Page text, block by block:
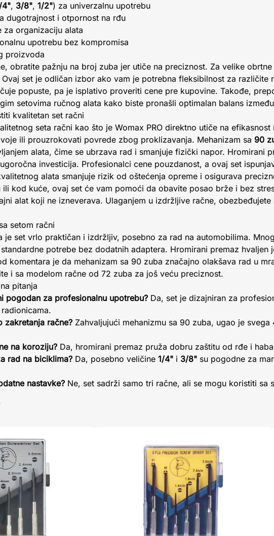
4", 3/8", 1/2") za univerzalnu upotrebu
dugotrajnost i otpornost na rđu
za organizaciju alata
upotrebu bez kompromisa
proizvoda
obratite pažnju na broj zuba jer utiče na preciznost. Za velike
set je odličan izbor ako vam je potrebna fleksibilnost za različite
popuste, pa je isplativo proveriti cene pre kupovine. Takođe,
setovima ručnog alata kako biste pronašli optimalan balans
kvalitetan set račni
seta račni kao što je Womax PRO direktno utiče na
ili prouzrokovati povrede zbog proklizavanja. Mehanizam sa 90
alata, čime se ubrzava rad i smanjuje fizički napor. Hromirani
investicija. Profesionalci cene pouzdanost, a ovaj set
alata smanjuje rizik od oštećenja opreme i osigurava
kod kuće, ovaj set će vam pomoći da obavite posao brže i bez
alat koji ne izneverava. Ulaganjem u izdržljive račne,
setom račni
je set vrlo praktičan i izdržljiv, posebno za rad na automobilima.
potrebe bez dodatnih adaptera. Hromirani premaz hvaljen
komentara je da mehanizam sa 90 zuba značajno olakšava rad u
i sa modelom račne od 72 zuba za još veću preciznost.
pitanja
pogodan za profesionalnu upotrebu? Da, set je dizajniran za
zakretanja račne? Zahvaljujući mehanizmu sa 90 zuba, ugao je svega
na koroziju? Da, hromirani premaz pruža dobru zaštitu od rđe i
rad na biciklima? Da, posebno veličine 1/4" i 3/8" su pogodne za
nastavke? Ne, set sadrži samo tri račne, ali se mogu koristiti sa